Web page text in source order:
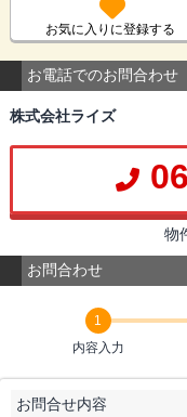
お気に入りに登録する
お電話でのお問合わせ
株式会社ライズ
物
お問合わせ
1
内容入力
お問合せ内容